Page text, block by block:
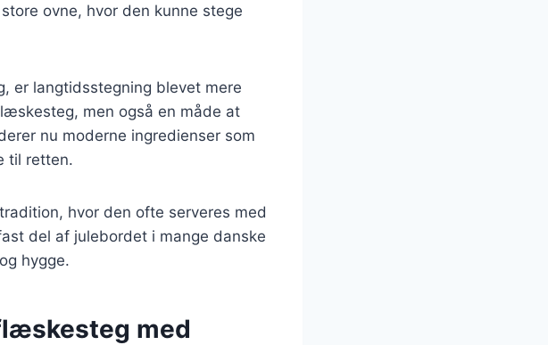
ovne, hvor den kunne stege
er langtidsstegning blevet mere
men også en måde at
nu moderne ingredienser som
til retten.
hvor den ofte serveres med
del af julebordet i mange danske
hygge.
med